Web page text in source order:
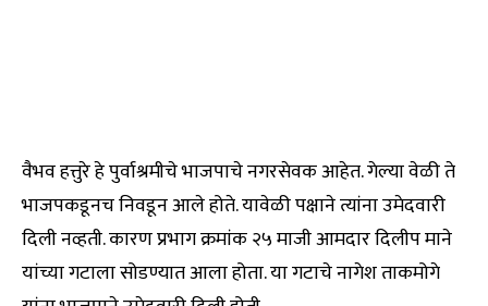
वैभव हत्तुरे हे पुर्वाश्रमीचे भाजपाचे नगरसेवक आहेत. गेल्या वेळी ते
भाजपकडूनच निवडून आले होते. यावेळी पक्षाने त्यांना उमेदवारी
दिली नव्हती. कारण प्रभाग क्रमांक २५ माजी आमदार दिलीप माने
यांच्या गटाला सोडण्यात आला होता. या गटाचे नागेश ताकमोगे